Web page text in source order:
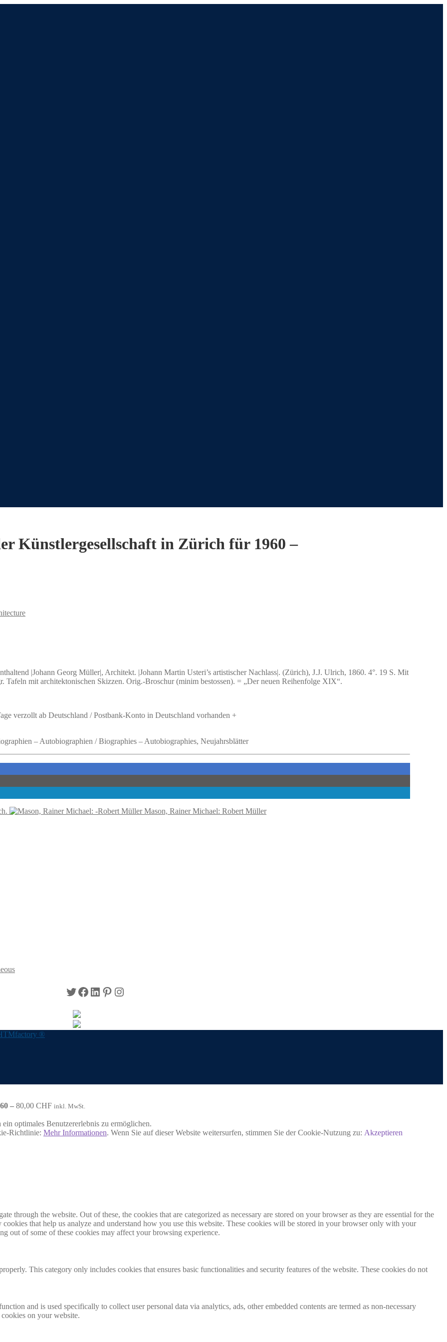
Künstlergesellschaft in Zürich für 1960 –
|Johann Georg Müller|, Architekt. |Johann Martin Usteri’s artistischer Nachlass|. (Zürich), J.J. Ulrich, 1860. 4°. 19 S. Mit
mit architektonischen Skizzen. Orig.-Broschur (minim bestossen). = „Der neuen Reihenfolge XIX“.
verzollt ab Deutschland / Postbank-Konto in Deutschland vorhanden +
– Autobiographien / Biographies – Autobiographies, Neujahrsblätter
Mason, Rainer Michael: Robert Müller
Twitter
Facebook
LinkedIn
Pinterest
Instagram
®
– 80,00 CHF inkl. MwSt.
optimales Benutzererlebnis zu ermöglichen.
Richtlinie: Mehr Informationen. Wenn Sie auf dieser Website weitersurfen, stimmen Sie der Cookie-Nutzung zu: Akzeptieren
through the website. Out of these, the cookies that are categorized as necessary are stored on your browser as they are essential for the
that help us analyze and understand how you use this website. These cookies will be stored in your browser only with your
out of some of these cookies may affect your browsing experience.
This category only includes cookies that ensures basic functionalities and security features of the website. These cookies do not
and is used specifically to collect user personal data via analytics, ads, other embedded contents are termed as non-necessary
on your website.